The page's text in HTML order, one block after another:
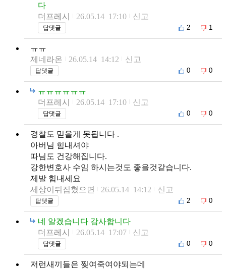
다
더프레시
26.05.14 17:10 신고
답댓글 2 1
ㅠㅠ
제네라온
26.05.14 14:12 신고
답댓글 0 0
ㅠㅠㅠㅠㅠㅠ
더프레시
26.05.14 17:10 신고
답댓글 0 0
경찰도 믿을게 못됩니다 .
아버님 힘내셔야
따님도 건강해집니다.
강한변호사 수임 하시는것도 좋을것같습니다.
제발 힘내세요
세상이뒤집혔으면
26.05.14 14:12 신고
답댓글 2 0
네 알겠습니다 감사합니다
더프레시
26.05.14 17:07 신고
답댓글 0 0
저런새끼들은 찢여죽여야되는데